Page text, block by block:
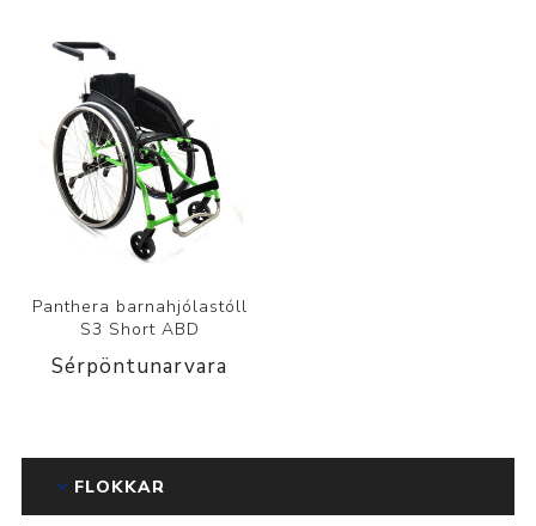
Panthera barnahjólastóll
S3 Short ABD
Sérpöntunarvara
FLOKKAR